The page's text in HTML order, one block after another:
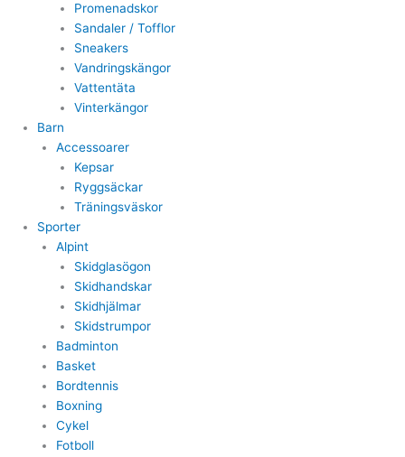
Promenadskor
Sandaler / Tofflor
Sneakers
Vandringskängor
Vattentäta
Vinterkängor
Barn
Accessoarer
Kepsar
Ryggsäckar
Träningsväskor
Sporter
Alpint
Skidglasögon
Skidhandskar
Skidhjälmar
Skidstrumpor
Badminton
Basket
Bordtennis
Boxning
Cykel
Fotboll